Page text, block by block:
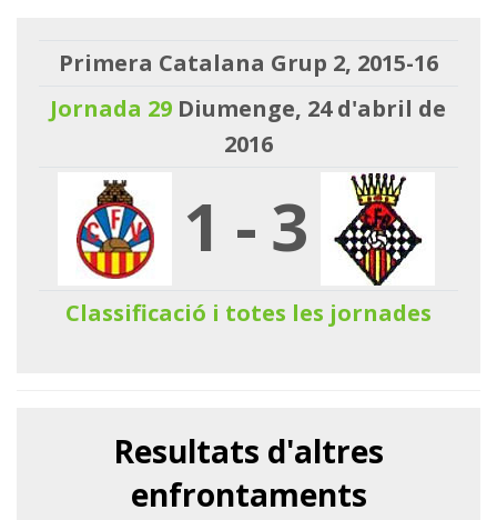
Primera Catalana Grup 2, 2015-16
Jornada 29 Diumenge, 24 d'abril de
2016
1 -3
Classificació i totes les jornades
Resultats d'altres
enfrontaments